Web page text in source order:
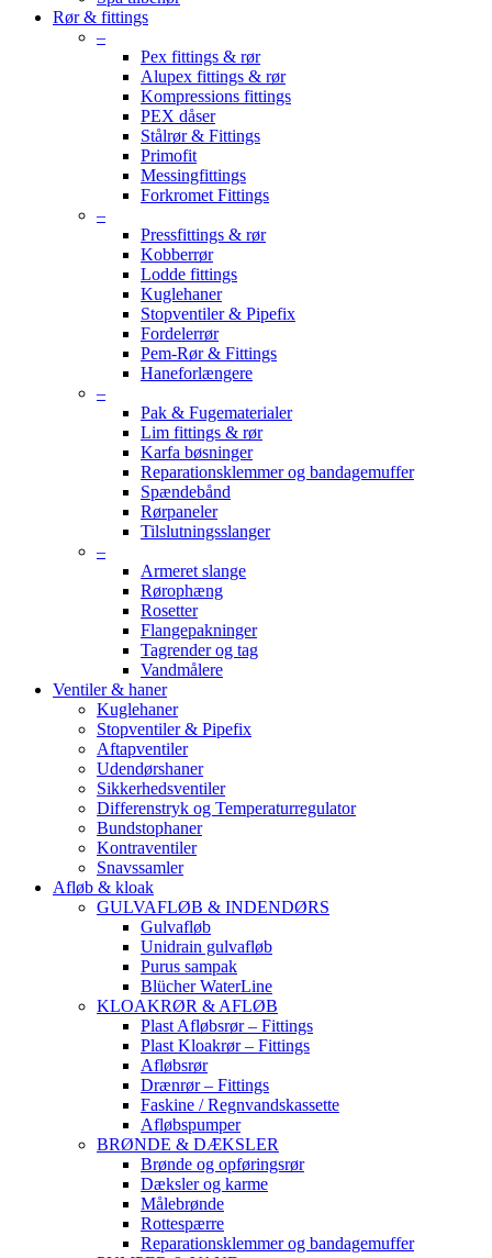
Rør & fittings
–
Pex fittings & rør
Alupex fittings & rør
Kompressions fittings
PEX dåser
Stålrør & Fittings
Primofit
Messingfittings
Forkromet Fittings
–
Pressfittings & rør
Kobberrør
Lodde fittings
Kuglehaner
Stopventiler & Pipefix
Fordelerrør
Pem-Rør & Fittings
Haneforlængere
–
Pak & Fugematerialer
Lim fittings & rør
Karfa bøsninger
Reparationsklemmer og bandagemuffer
Spændebånd
Rørpaneler
Tilslutningsslanger
–
Armeret slange
Rørophæng
Rosetter
Flangepakninger
Tagrender og tag
Vandmålere
Ventiler & haner
Kuglehaner
Stopventiler & Pipefix
Aftapventiler
Udendørshaner
Sikkerhedsventiler
Differenstryk og Temperaturregulator
Bundstophaner
Kontraventiler
Snavssamler
Afløb & kloak
GULVAFLØB & INDENDØRS
Gulvafløb
Unidrain gulvafløb
Purus sampak
Blücher WaterLine
KLOAKRØR & AFLØB
Plast Afløbsrør – Fittings
Plast Kloakrør – Fittings
Afløbsrør
Drænrør – Fittings
Faskine / Regnvandskassette
Afløbspumper
BRØNDE & DÆKSLER
Brønde og opføringsrør
Dæksler og karme
Målebrønde
Rottespærre
Reparationsklemmer og bandagemuffer